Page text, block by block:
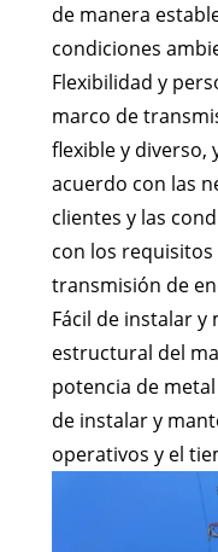
de manera
condiciones
Flexibilidad y
marco de
flexible y diverso,
acuerdo con las
clientes y las
con los
transmisión de
Fácil de instalar y
estructural del
potencia de
de instalar y
operativos y el